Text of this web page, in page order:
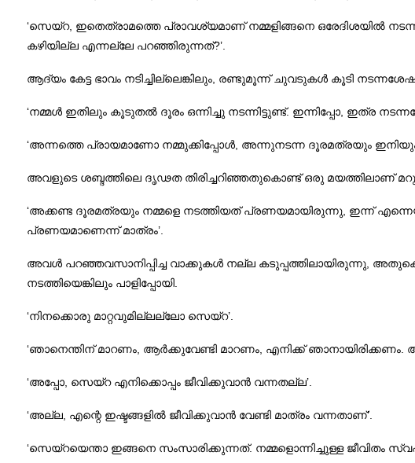
‘സെയ്‌റ, ഇതെത്രാമത്തെ പ്രാവശ്യമാണ് നമ്മളിങ്ങനെ ഒരേദിശയിൽ
കഴിയില്ല എന്നല്ലേ പറഞ്ഞിരുന്നത്?’.
ആദ്യം കേട്ട ഭാവം നടിച്ചില്ലെങ്കിലും, രണ്ടുമൂന്ന് ചുവടുകൾ കൂടി
‘നമ്മൾ ഇതിലും കൂടുതൽ ദൂരം ഒന്നിച്ചു നടന്നിട്ടുണ്ട്. ഇന്നിപ്പോ, ഇത്ര
‘അന്നത്തെ പ്രായമാണോ നമ്മുക്കിപ്പോൾ, അന്നുനടന്ന ദൂരമത്രയും
അവളുടെ ശബ്ദത്തിലെ ദൃഢത തിരിച്ചറിഞ്ഞതുകൊണ്ട് ഒരു മയത്തിലാണ്
‘അക്കണ്ട ദൂരമത്രയും നമ്മളെ നടത്തിയത് പ്രണയമായിരുന്നു, ഇന്ന്
പ്രണയമാണെന്ന് മാത്രം’.
അവൾ പറഞ്ഞവസാനിപ്പിച്ച വാക്കുകൾ നല്ല കടുപ്പത്തിലായിരുന്നു,
നടത്തിയെങ്കിലും പാളിപ്പോയി.
‘നിനക്കൊരു മാറ്റവുമില്ലല്ലോ സെയ്‌റ’.
‘ഞാനെന്തിന് മാറണം, ആർക്കുവേണ്ടി മാറണം, എനിക്ക്
‘അപ്പോ, സെയ്‌റ എനിക്കൊപ്പം ജീവിക്കുവാൻ വന്നതല്ല’.
‘അല്ല, എന്റെ ഇഷ്ടങ്ങളിൽ ജീവിക്കുവാൻ വേണ്ടി മാത്രം വന്നതാണ്’.
‘സെയ്‌റയെന്താ ഇങ്ങനെ സംസാരിക്കുന്നത്. നമ്മളൊന്നിച്ചുള്ള ജീവിതം